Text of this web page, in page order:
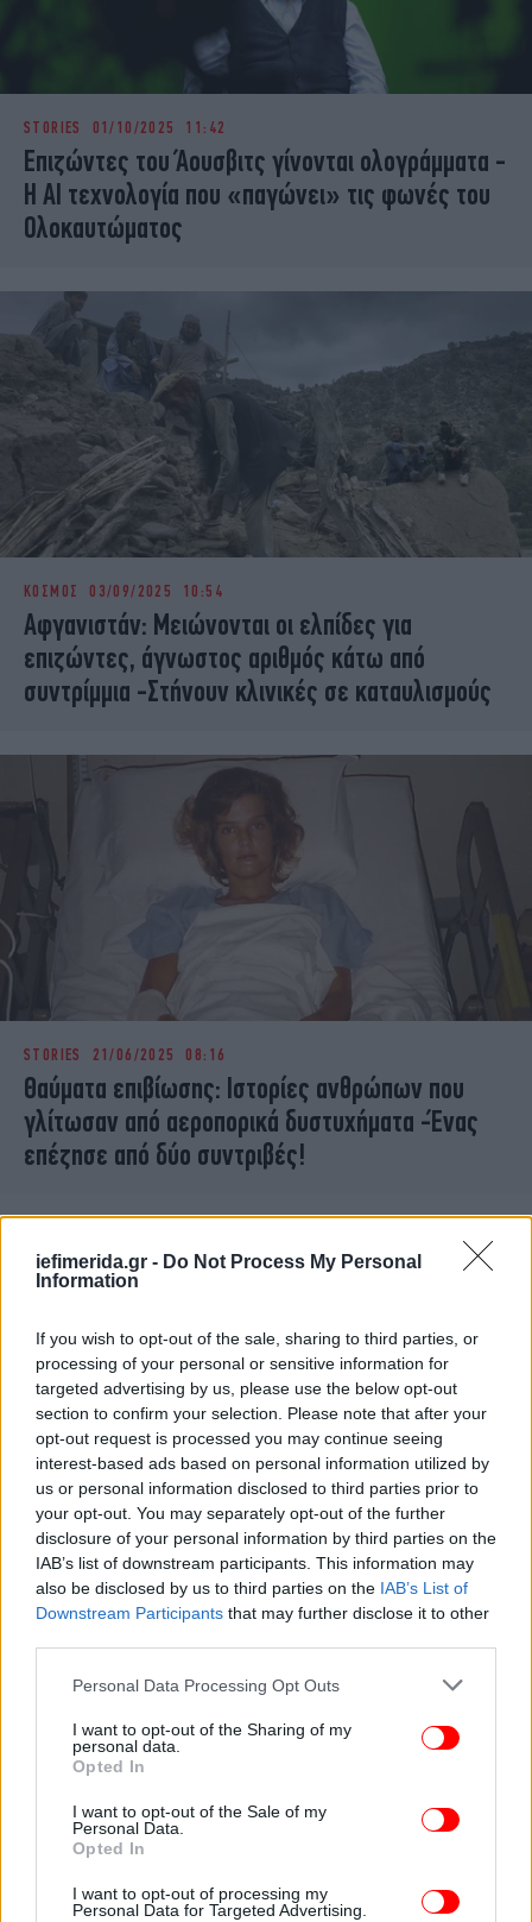
iefimerida.gr - Do Not Process My Personal
Information
If you wish to opt-out of the sale, sharing to third parties, or
processing of your personal or sensitive information for
targeted advertising by us, please use the below opt-out
section to confirm your selection. Please note that after your
opt-out request is processed you may continue seeing
interest-based ads based on personal information utilized by
us or personal information disclosed to third parties prior to
your opt-out. You may separately opt-out of the further
disclosure of your personal information by third parties on the
IAB’s list of downstream participants. This information may
also be disclosed by us to third parties on the IAB’s List of
Downstream Participants that may further disclose it to other
Please note that this website/app uses one or more Google
not limited to your visit or usage behaviour. You may click to
grant or deny consent to Google and its third-party tags to
use your data for below specified purposes in below Google
consent section.
Personal Data Processing Opt Outs
I want to opt-out of the Sharing of my
personal data.
Opted In
I want to opt-out of the Sale of my
Personal Data.
Opted In
I want to opt-out of processing my
Personal Data for Targeted Advertising.
STORIES 01/10/2025 11:42
Επιζώντες του Άουσβιτς γίνονται ολογράμματα -
Η ΑΙ τεχνολογία που «παγώνει» τις φωνές του
Ολοκαυτώματος
ΚΟΣΜΟΣ 03/09/2025 10:54
Αφγανιστάν: Μειώνονται οι ελπίδες για
επιζώντες, άγνωστος αριθμός κάτω από
συντρίμμια -Στήνουν κλινικές σε καταυλισμούς
STORIES 21/06/2025 08:16
Θαύματα επιβίωσης: Ιστορίες ανθρώπων που
γλίτωσαν από αεροπορικά δυστυχήματα -Ένας
επέζησε από δύο συντριβές!
ΚΟΣΜΟΣ 31/03/2025 14:25
Σεισμός στη Μιανμάρ: Συγκλονιστικά βίντεο από
επιζώντες δείχνουν πώς είναι να βρίσκεσαι
παγιδευμένος στα ερείπια